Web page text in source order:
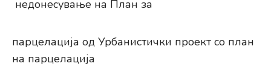
недонесување на План за
парцелација од Урбанистички проект со план
на парцелација